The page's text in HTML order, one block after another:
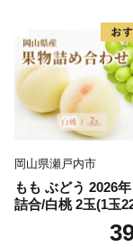
岡山県瀬戸内市
もも ぶどう 2026
詰合/白桃 2玉(1玉
上)・シャインマス